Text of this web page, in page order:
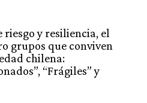
y resiliencia, el
grupos que conviven
chilena:
“Frágiles” y